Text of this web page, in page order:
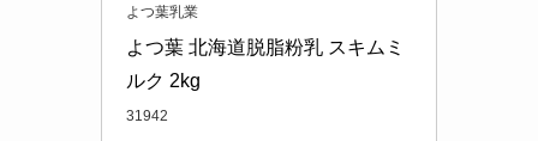
よつ葉乳業
よつ葉 北海道脱脂粉乳 スキムミ
ルク 2kg
31942